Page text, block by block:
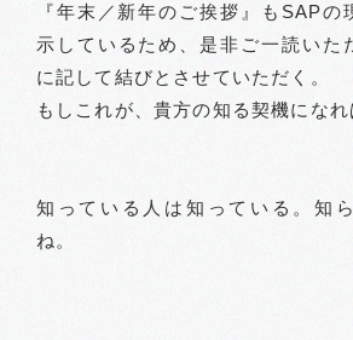
『年末／新年のご挨拶』もSAPの
示しているため、是非ご一読いた
に記して結びとさせていただく。
もしこれが、貴方の知る契機になれ
知っている人は知っている。知
ね。